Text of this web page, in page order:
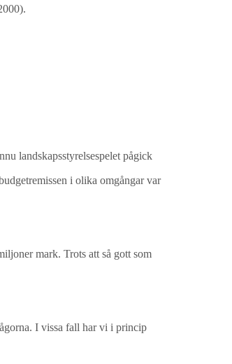
landskapsstyrelsespelet pågick
i olika omgångar var
mark. Trots att så gott som
I vissa fall har vi i princip